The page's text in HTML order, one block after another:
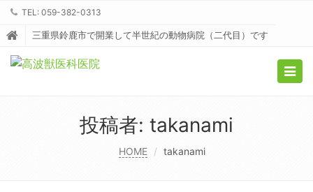
TEL: 059-382-0313
三重県鈴鹿市で開業して半世紀の動物病院（二代目）です
投稿者: takanami
HOME takanami